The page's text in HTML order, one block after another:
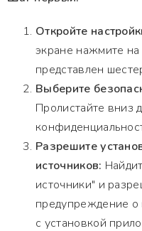
Откройте
экране нажмите
представлен
Выберите
Пролистайте вниз
Разрешите
источников:
источники" и
предупреждение
с установкой